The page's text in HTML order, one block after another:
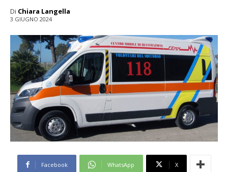
Di Chiara Langella
3 GIUGNO 2024
Facebook WhatsApp X